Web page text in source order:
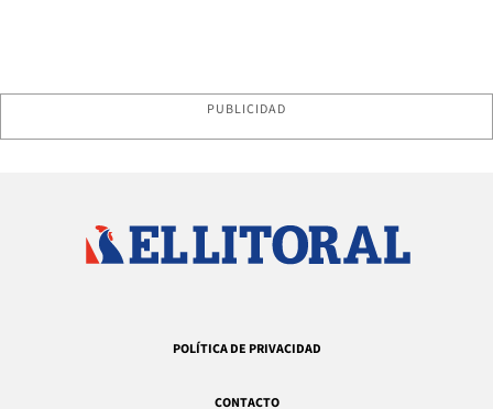
PUBLICIDAD
POLÍTICA DE PRIVACIDAD
CONTACTO